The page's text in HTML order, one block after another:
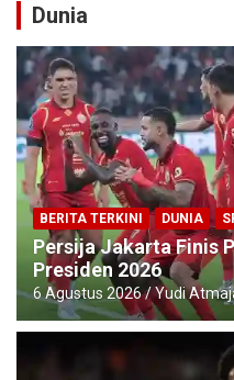
Dunia
BERITA TERKINI DUNIA
Persija Jakarta Finis
Presiden 2026
6 Agustus 2026 Yudi